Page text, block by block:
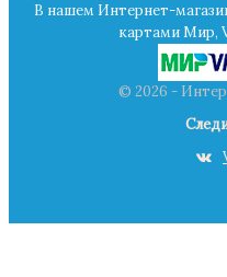
В нашем Интернет-
картами Мир,
© 2026 -